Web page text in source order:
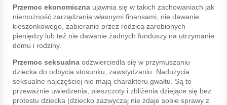
Przemoc ekonomiczna ujawnia się w takich zachowaniach jak
niemożność zarządzania własnymi finansami, nie dawanie
kieszonkowego, zabieranie przez rodzica zarobionych
pieniędzy lub też nie dawanie żadnych funduszy na utrzymanie
domu i rodziny.
Przemoc seksualna odzwierciedla się w przymuszaniu
dziecka do odbycia stosunku, zawstydzaniu. Nadużycia
seksualne najczęściej nie mają charakteru gwałtu. Są to
przeważnie uwiedzenia, pieszczoty i zbliżenia dziejące się bez
protestu dziecka (dziecko zazwyczaj nie zdaje sobie sprawy z